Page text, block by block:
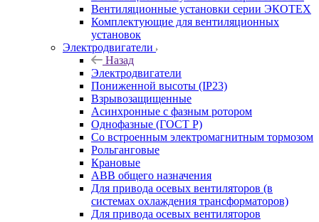
Вентиляционные установки серии ЭКОТЕХ
Комплектующие для вентиляционных
установок
Электродвигатели
Назад
Электродвигатели
Пониженной высоты (IP23)
Взрывозащищенные
Асинхронные с фазным ротором
Однофазные (ГОСТ Р)
Со встроенным электромагнитным тормозом
Рольганговые
Крановые
АВВ общего назначения
Для привода осевых вентиляторов (в
системах охлаждения трансформаторов)
Для привода осевых вентиляторов